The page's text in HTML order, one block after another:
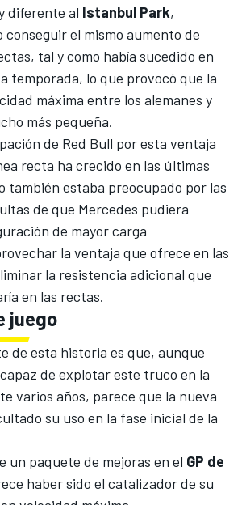
diferente al Istanbul Park,
conseguir el mismo aumento de
tal y como había sucedido en
temporada, lo que provocó que la
máxima entre los alemanes y
más pequeña.
de Red Bull por esta ventaja
recta ha crecido en las últimas
también estaba preocupado por las
de que Mercedes pudiera
de mayor carga
la ventaja que ofrece en las
la resistencia adicional que
en las rectas.
juego
de esta historia es que, aunque
de explotar este truco en la
varios años, parece que la nueva
su uso en la fase inicial de la
un paquete de mejoras en el GP de
haber sido el catalizador de su